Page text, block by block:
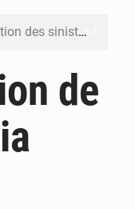
des sinistres
cadres à Lomé
la valeur
de